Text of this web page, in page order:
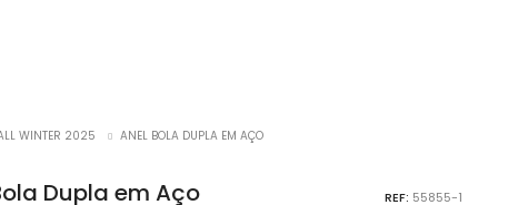
WINTER 2025 ANEL BOLA DUPLA EM AÇO
Dupla em Aço REF: 55855-1